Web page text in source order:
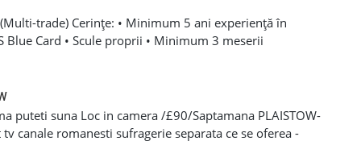
trade) Cerințe: • Minimum 5 ani experiență în
Blue Card • Scule proprii • Minimum 3 meserii
experiență solidă în mai multe domenii din construcții •
B valabil • Mijloc de transport propriu
oferă: • Salariu atractiv, în funcție de experiență și
Diurnă / plată transport • Suport tehnic continuu și
puteti suna Loc in camera /£90/Saptamana PLAISTOW-
canale romanesti sufragerie separata ce se oferea -